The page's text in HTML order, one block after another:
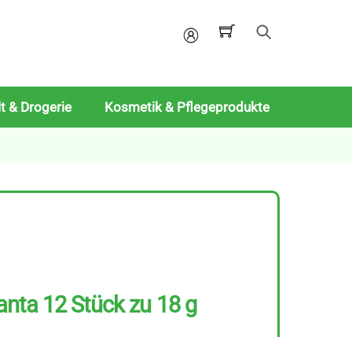
Mein
& Drogerie Kosmetik & Pflegeprodukte
12 Stück zu 18 g